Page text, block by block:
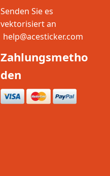
Senden Sie es
vektorisiert an
help@acesticker.com
Zahlungsmetho
den